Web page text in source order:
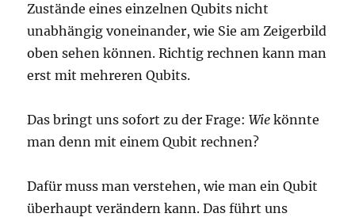
Zustände eines einzelnen Qubits nicht
unabhängig voneinander, wie Sie am Zeigerbild
oben sehen können. Richtig rechnen kann man
erst mit mehreren Qubits.
Das bringt uns sofort zu der Frage:Wie könnte
man denn mit einem Qubit rechnen?
Dafür muss man verstehen, wie man ein Qubit
überhaupt verändern kann. Das führt uns